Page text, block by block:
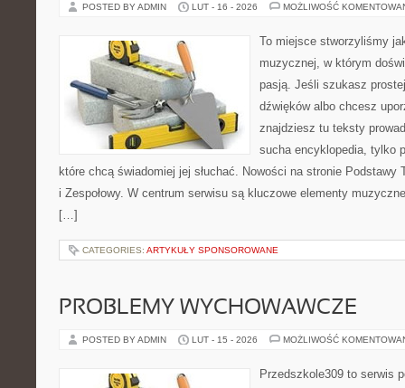
POSTED BY ADMIN LUT - 16 - 2026 MOŻLIWOŚĆ
To miejsce stworzyliśmy
muzycznej, w którym
pasją. Jeśli szukasz
dźwięków albo chcesz
znajdziesz tu teksty
sucha encyklopedia, tylko
które chcą świadomiej jej słuchać. Nowości na stronie Podstawy
i Zespołowy. W centrum serwisu są kluczowe elementy
[…]
CATEGORIES: ARTYKUŁY SPONSOROWANE
PROBLEMY WYCHOWAWCZE
POSTED BY ADMIN LUT - 15 - 2026 MOŻLIWOŚĆ
Przedszkole309 to serwis